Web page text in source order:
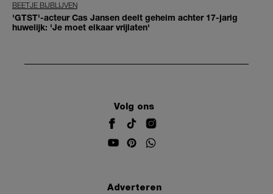
BEETJE BIJBLIJVEN
'GTST'-acteur Cas Jansen deelt geheim achter 17-jarig
huwelijk: 'Je moet elkaar vrijlaten'
Volg ons
Adverteren